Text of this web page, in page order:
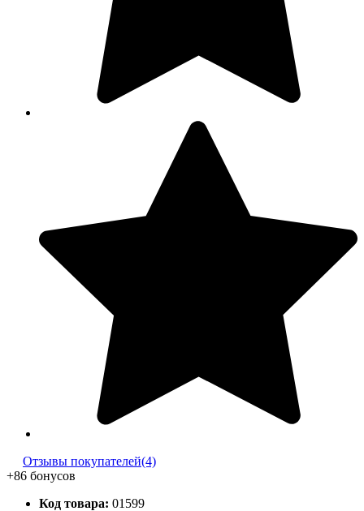
Отзывы покупателей(4)
+86 бонусов
Код товара: 01599